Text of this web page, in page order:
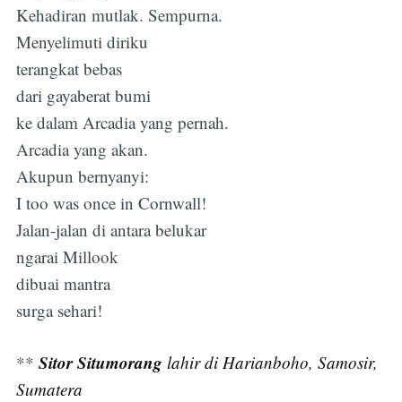
Kehadiran mutlak. Sempurna.
Menyelimuti diriku
terangkat bebas
dari gayaberat bumi
ke dalam Arcadia yang pernah.
Arcadia yang akan.
Akupun bernyanyi:
I too was once in Cornwall!
Jalan-jalan di antara belukar
ngarai Millook
dibuai mantra
surga sehari!
** Sitor Situmorang lahir di Harianboho, Samosir,
Sumatera